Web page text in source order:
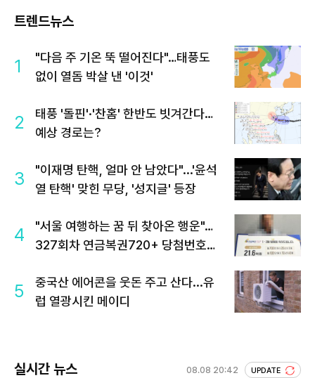
트렌드뉴스
1
"다음 주 기온 뚝 떨어진다"…태풍도
없이 열돔 박살 낸 '이것'
2
태풍 '돌핀'·'찬홈' 한반도 빗겨간다…
예상 경로는?
3
"이재명 탄핵, 얼마 안 남았다"...'윤석
열 탄핵' 맞힌 무당, '성지글' 등장
4
"서울 여행하는 꿈 뒤 찾아온 행운"…
327회차 연금복권720+ 당첨번호조
5
중국산 에어콘을 웃돈 주고 산다...유
럽 열광시킨 메이디
실시간 뉴스 08.08 20:42 UPDATE